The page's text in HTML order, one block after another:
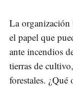
La organización
el papel que
ante incendios
tierras de
forestales.